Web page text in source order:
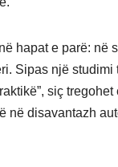
hapat e parë: në
Sipas një studimi
siç
në disavantazh